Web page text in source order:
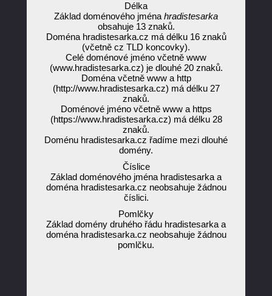
Délka
Základ doménového jména hradistesarka
obsahuje 13 znaků.
Doména hradistesarka.cz má délku 16 znaků
(včetně cz TLD koncovky).
Celé doménové jméno včetně www
(www.hradistesarka.cz) je dlouhé 20 znaků.
Doména včetně www a http
(http://www.hradistesarka.cz) má délku 27
znaků.
Doménové jméno včetně www a https
(https://www.hradistesarka.cz) má délku 28
znaků.
Doménu hradistesarka.cz řadíme mezi dlouhé
domény.
Číslice
Základ doménového jména hradistesarka a
doména hradistesarka.cz neobsahuje žádnou
číslici.
Pomlčky
Základ domény druhého řádu hradistesarka a
doména hradistesarka.cz neobsahuje žádnou
pomlčku.